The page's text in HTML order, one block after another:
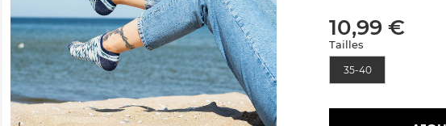
10,99 €
Tailles
35-40